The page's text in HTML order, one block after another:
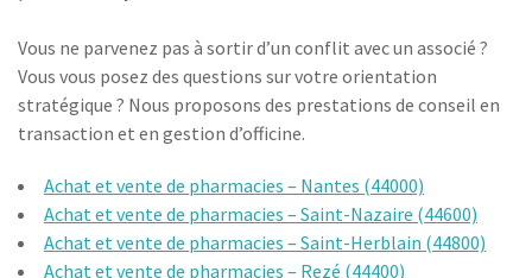
Vous ne parvenez pas à sortir d’un conflit avec un associé ?
Vous vous posez des questions sur votre orientation
stratégique ? Nous proposons des prestations de conseil en
transaction et en gestion d’officine.
Achat et vente de pharmacies – Nantes (44000)
Achat et vente de pharmacies – Saint-Nazaire (44600)
Achat et vente de pharmacies – Saint-Herblain (44800)
Achat et vente de pharmacies – Rezé (44400)